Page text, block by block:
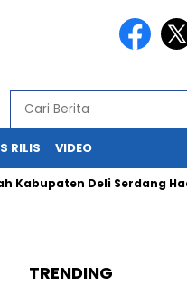
RILIS VIDEO
Deli Serdang
TRENDING